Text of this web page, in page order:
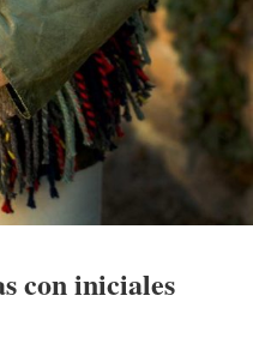
con iniciales